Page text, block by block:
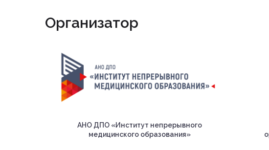
Организатор
АНО ДПО «Институт непрерывного
медицинского образования»